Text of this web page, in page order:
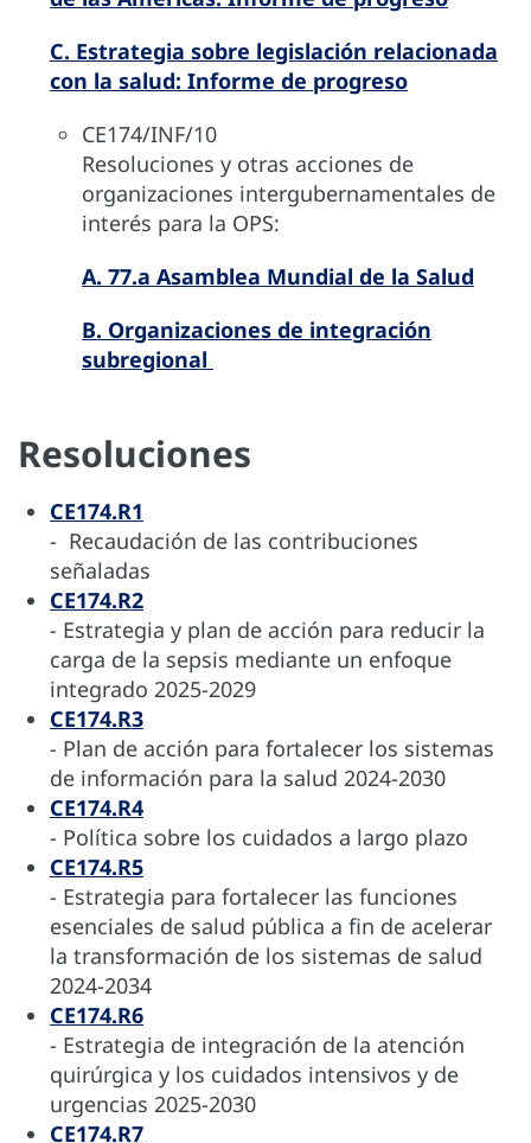
C. Estrategia sobre legislación relacionada
con la salud: Informe de progreso
CE174/INF/10
Resoluciones y otras acciones de
organizaciones intergubernamentales de
interés para la OPS:
A. 77.a Asamblea Mundial de la Salud
B. Organizaciones de integración
subregional
Resoluciones
CE174.R1
- Recaudación de las contribuciones
señaladas
CE174.R2
- Estrategia y plan de acción para reducir la
carga de la sepsis mediante un enfoque
integrado 2025-2029
CE174.R3
- Plan de acción para fortalecer los sistemas
de información para la salud 2024-2030
CE174.R4
- Política sobre los cuidados a largo plazo
CE174.R5
- Estrategia para fortalecer las funciones
esenciales de salud pública a fin de acelerar
la transformación de los sistemas de salud
2024-2034
CE174.R6
- Estrategia de integración de la atención
quirúrgica y los cuidados intensivos y de
urgencias 2025-2030
CE174.R7